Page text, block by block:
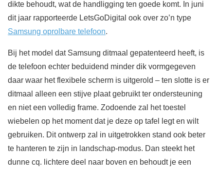
dikte behoudt, wat de handligging ten goede komt. In juni
dit jaar rapporteerde LetsGoDigital ook over zo’n type
Samsung oprolbare telefoon.
Bij het model dat Samsung ditmaal gepatenteerd heeft, is
de telefoon echter beduidend minder dik vormgegeven
daar waar het flexibele scherm is uitgerold – ten slotte is er
ditmaal alleen een stijve plaat gebruikt ter ondersteuning
en niet een volledig frame. Zodoende zal het toestel
wiebelen op het moment dat je deze op tafel legt en wilt
gebruiken. Dit ontwerp zal in uitgetrokken stand ook beter
te hanteren te zijn in landschap-modus. Dan steekt het
dunne cq. lichtere deel naar boven en behoudt je een